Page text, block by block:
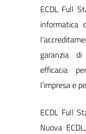
ECDL Full
informatica
garanzia
efficacia
l’impresa e
ECDL Full
Nuova